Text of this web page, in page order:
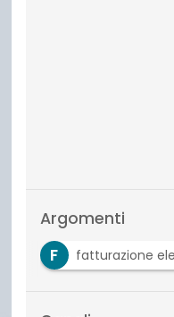
Argomenti
F fatturazione